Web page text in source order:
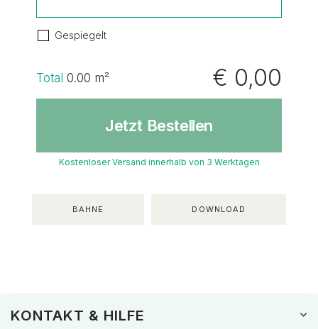
Gespiegelt
Total 0.00 m² € 0,00
Jetzt Bestellen
Kostenloser Versand innerhalb von 3 Werktagen
BAHNE DOWNLOAD
KONTAKT & HILFE